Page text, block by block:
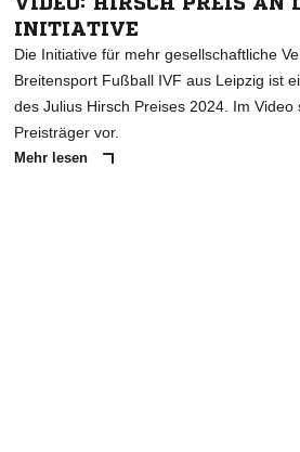
INITIATIVE
Die Initiative für mehr gesellschaftliche
Breitensport Fußball IVF aus Leipzig ist
des Julius Hirsch Preises 2024. Im Video
Preisträger vor.
Mehr lesen